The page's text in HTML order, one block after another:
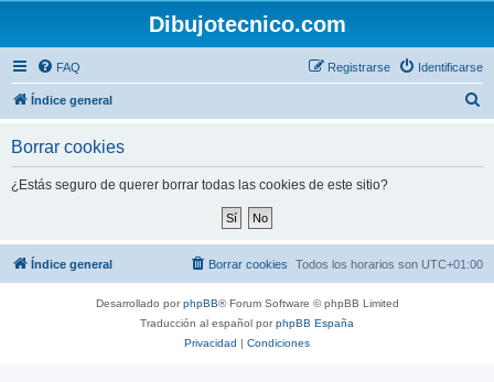
Dibujotecnico.com
FAQ Identificarse
Registrarse
Índice general
Borrar cookies
¿Estás seguro de querer borrar todas las cookies de este sitio?
Índice general Todos los horarios son UTC+01:00
Borrar cookies
Desarrollado porphpBB® Forum Software © phpBB Limited
Traducción al español porphpBB España
Privacidad | Condiciones